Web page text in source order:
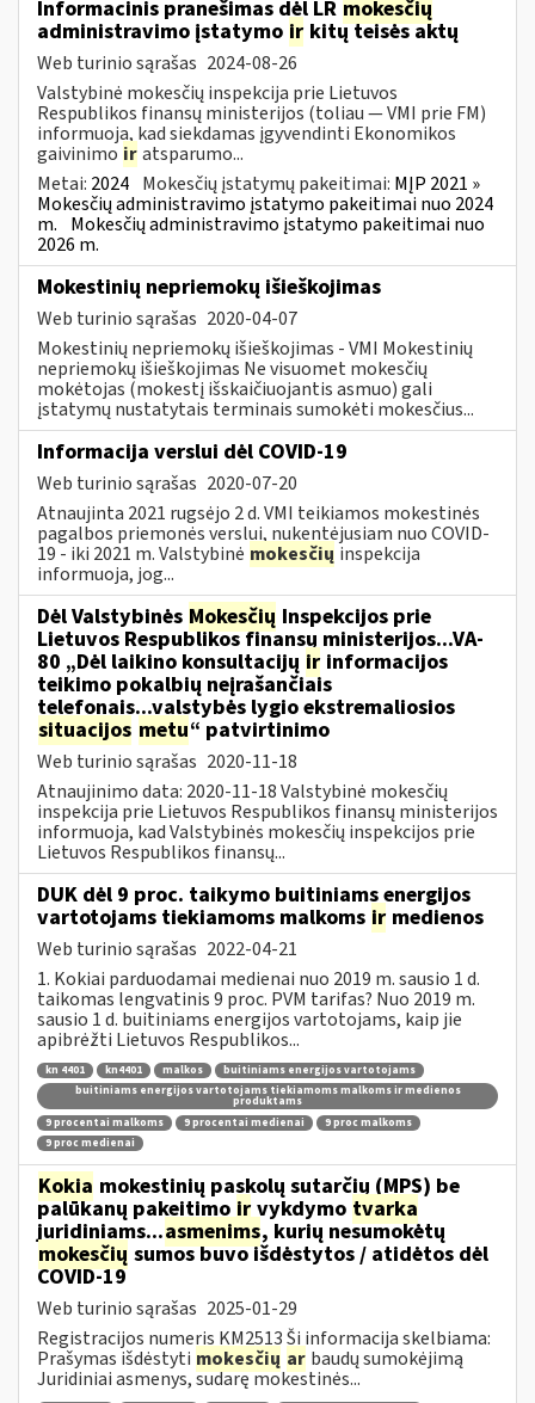
Informacinis pranešimas dėl LR mokesčių
administravimo įstatymo ir kitų teisės aktų
Web turinio sąrašas 2024-08-26
Valstybinė mokesčių inspekcija prie Lietuvos
Respublikos finansų ministerijos (toliau — VMI prie FM)
informuoja, kad siekdamas įgyvendinti Ekonomikos
gaivinimo iratsparumo...
Metai: 2024 Mokesčių įstatymų pakeitimai: MĮP 2021 »
Mokesčių administravimo įstatymo pakeitimai nuo 2024
m. Mokesčių administravimo įstatymo pakeitimai nuo
2026 m.
Mokestinių nepriemokų išieškojimas
Web turinio sąrašas 2020-04-07
Mokestinių nepriemokų išieškojimas - VMI Mokestinių
nepriemokų išieškojimas Ne visuomet mokesčių
mokėtojas (mokestį išskaičiuojantis asmuo) gali
įstatymų nustatytais terminais sumokėti mokesčius...
Informacija verslui dėl COVID-19
Web turinio sąrašas 2020-07-20
Atnaujinta 2021 rugsėjo 2 d. VMI teikiamos mokestinės
pagalbos priemonės verslui, nukentėjusiam nuo COVID-
19 - iki 2021 m. Valstybinė mokesčių inspekcija
informuoja, jog...
Dėl Valstybinės Mokesčių Inspekcijos prie
Lietuvos Respublikos finansų ministerijos...VA-
80 „Dėl laikino konsultacijų ir informacijos
teikimo pokalbių neįrašančiais
telefonais...valstybės lygio ekstremaliosios
situacijos metu“ patvirtinimo
Web turinio sąrašas 2020-11-18
Atnaujinimo data: 2020-11-18 Valstybinė mokesčių
inspekcija prie Lietuvos Respublikos finansų ministerijos
informuoja, kad Valstybinės mokesčių inspekcijos prie
Lietuvos Respublikos finansų...
DUK dėl 9 proc. taikymo buitiniams energijos
vartotojams tiekiamoms malkoms ir medienos
Web turinio sąrašas 2022-04-21
1. Kokiai parduodamai medienai nuo 2019 m. sausio 1 d.
taikomas lengvatinis 9 proc. PVM tarifas? Nuo 2019 m.
sausio 1 d. buitiniams energijos vartotojams, kaip jie
apibrėžti Lietuvos Respublikos...
kn 4401 kn4401 malkos
buitiniams energijos vartotojams
buitiniams energijos vartotojams tiekiamoms malkoms ir medienos
produktams
9 procentai malkoms
9 procentai medienai
9 proc malkoms
9 proc medienai
Kokia mokestinių paskolų sutarčių (MPS) be
palūkanų pakeitimo ir vykdymo tvarka
juridiniams...asmenims, kurių nesumokėtų
mokesčių sumos buvo išdėstytos / atidėtos dėl
COVID-19
Web turinio sąrašas 2025-01-29
Registracijos numeris KM2513 Ši informacija skelbiama:
Prašymas išdėstyti mokesčių ar baudų sumokėjimą
Juridiniai asmenys, sudarę mokestinės...